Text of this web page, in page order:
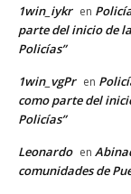
1win_iykr en
parte del inicio de
Policías”
1win_vgPr en
como parte del
Policías”
Leonardo en
comunidades de